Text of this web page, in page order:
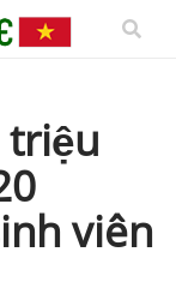
triệu
viên